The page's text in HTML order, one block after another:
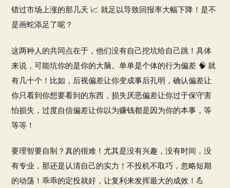
错过市场上涨的那几天 📈 就足以导致回报率大幅下降！是不
是画蛇添足了呢？
这两种人的共同点在于，他们没有自己挖坑给自己跳！具体
来说，可能坑你的是你的大脑。单单是个体的行为偏差 🧠 就
有几十个！比如，后视偏差让你变成事后孔明，确认偏差让
你只看到你想要看到的东西，损失厌恶偏差让你过于保守害
怕损失，过度自信偏差让你以为赚钱都是因为你的本事，等
等等！
要理智要自制？真的很难！尤其是没有兴趣，没有时间，没
有专业，那还是认清自己的实力！不投机不取巧，忽略短期
的动荡！乖乖的定投就好，让复利来发挥最大的成效！💪